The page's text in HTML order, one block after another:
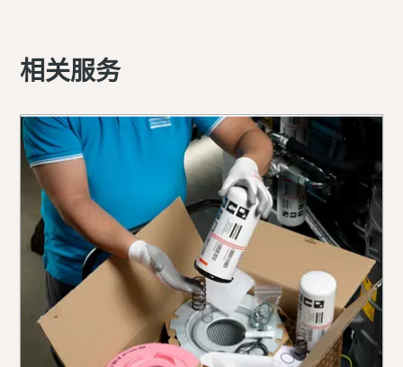
相关服务